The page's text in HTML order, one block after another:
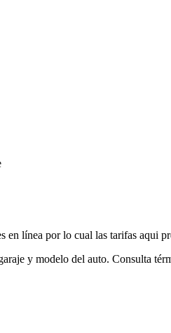
línea por lo cual las tarifas aqui
y modelo del auto. Consulta